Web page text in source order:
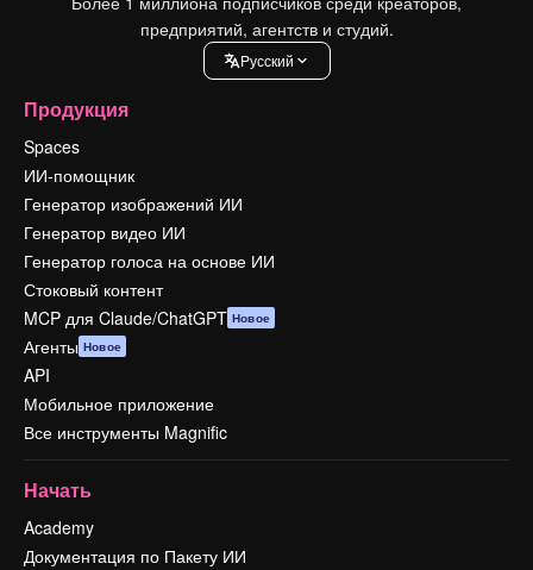
предприятий, агентств и студий.
Pусский
Продукция
Spaces
ИИ-помощник
Генератор изображений ИИ
Генератор видео ИИ
Генератор голоса на основе ИИ
Стоковый контент
MCP для Claude/ChatGPT Новое
Агенты Новое
API
Мобильное приложение
Все инструменты Magnific
Начать
Academy
Документация по Пакету ИИ